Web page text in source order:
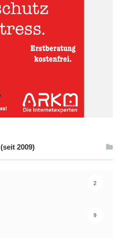
gesellschaftliches Ereignis stammt
Super Bowl 2013. Witzig und
lieben – spielte der Tweet „You
den Schock US-weiter schwarzer
des Super Bowls an und
Netzresonanz.
2009)
2
9